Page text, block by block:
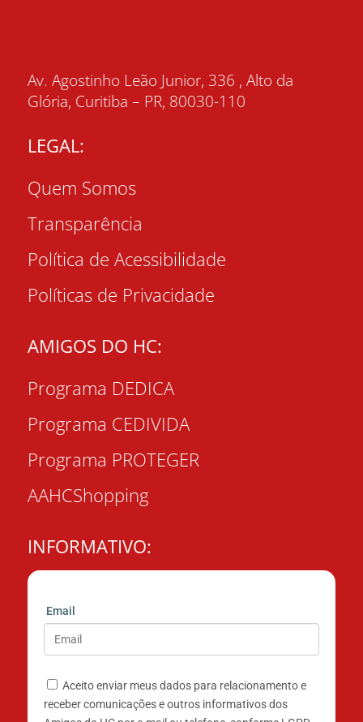
Av. Agostinho Leão Junior, 336 , Alto da
Glória, Curitiba – PR, 80030-110
LEGAL:
Quem Somos
Transparência
Política de Acessibilidade
Políticas de Privacidade
AMIGOS DO HC:
Programa DEDICA
Programa CEDIVIDA
Programa PROTEGER
AAHCShopping
INFORMATIVO:
Email
Aceito enviar meus dados para relacionamento e
receber comunicações e outros informativos dos